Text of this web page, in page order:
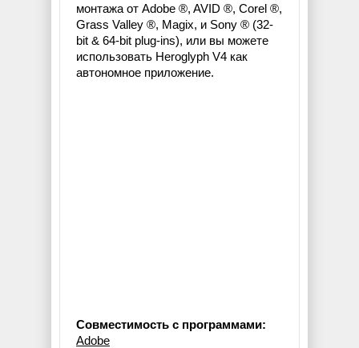
монтажа от Adobe ®, AVID ®, Corel ®,
Grass Valley ®, Magix, и Sony ® (32-
bit & 64-bit plug-ins), или вы можете
использовать Heroglyph V4 как
автономное приложение.
Совместимость с программами:
Adobe